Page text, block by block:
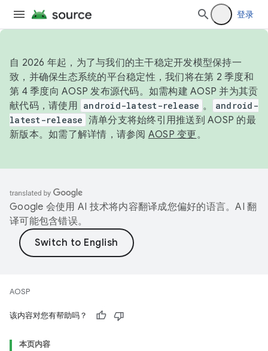
登录
自 2026 年起，为了与我们的主干稳定开发模型保持一
致，并确保生态系统的平台稳定性，我们将在第 2 季度和
第 4 季度向 AOSP 发布源代码。如需构建 AOSP 并为其贡
献代码，请使用 android-latest-release 。
android-
latest-release 清单分支将始终引用推送到 AOSP 的最
新版本。如需了解详情，请参阅 AOSP 变更。
Google 会使用 AI 技术将内容翻译成您偏好的语言。AI 翻
译可能包含错误。
AOSP
该内容对您有帮助吗？
本页内容